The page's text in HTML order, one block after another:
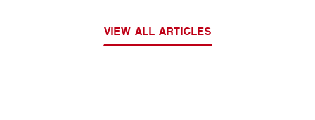
VIEW ALL ARTICLES